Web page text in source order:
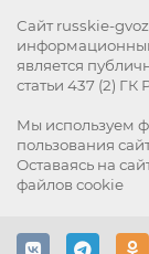
Сайт russkie-
является
статьи 437 (2) ГК
Мы используем
пользования
Оставаясь на
файлов cookie